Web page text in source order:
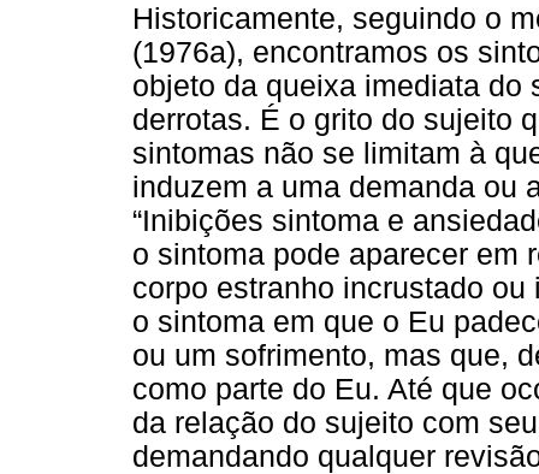
Historicamente, seguindo o
(1976a), encontramos os
objeto da queixa imediata do
derrotas. É o grito do sujeito
sintomas não se limitam à
induzem a uma demanda ou
“Inibições sintoma e
o sintoma pode aparecer em
corpo estranho incrustado
o sintoma em que o Eu
ou um sofrimento, mas que,
como parte do Eu. Até que
da relação do sujeito com
demandando qualquer